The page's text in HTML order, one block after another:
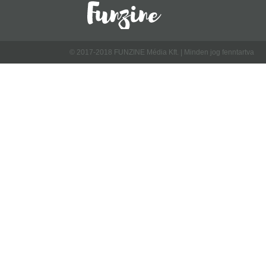
© 2017-2018 FUNZINE Média Kft. | Minden jog fenntartva